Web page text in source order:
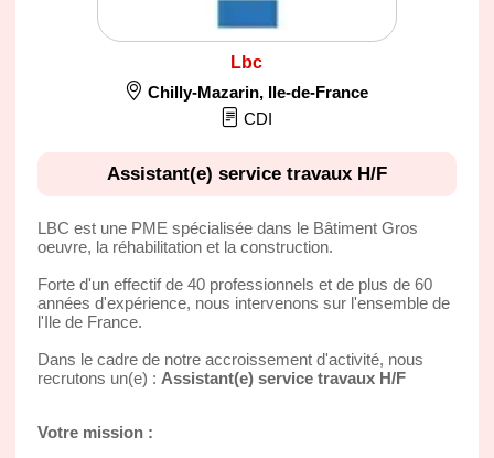
Lbc
Chilly-Mazarin, Ile-de-France
CDI
Assistant(e) service travaux H/F
LBC est une PME spécialisée dans le Bâtiment Gros
oeuvre, la réhabilitation et la construction.
Forte d'un effectif de 40 professionnels et de plus de 60
années d'expérience, nous intervenons sur l'ensemble de
l'Ile de France.
Dans le cadre de notre accroissement d'activité, nous
recrutons un(e) : Assistant(e) service travaux H/F
Votre mission :